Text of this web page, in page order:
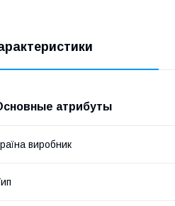
атрибуты
виробник